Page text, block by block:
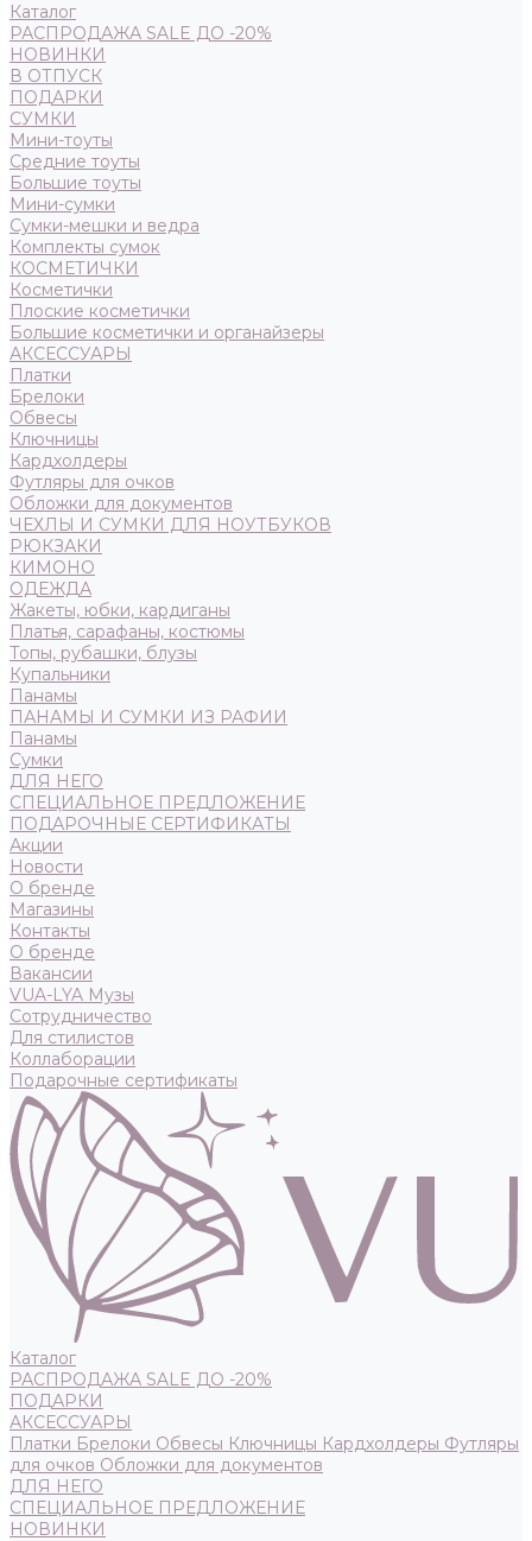
Каталог
РАСПРОДАЖА SALE ДО -20%
НОВИНКИ
В ОТПУСК
ПОДАРКИ
СУМКИ
Мини-тоуты
Средние тоуты
Большие тоуты
Мини-сумки
Сумки-мешки и ведра
Комплекты сумок
КОСМЕТИЧКИ
Косметички
Плоские косметички
Большие косметички и органайзеры
АКСЕССУАРЫ
Платки
Брелоки
Обвесы
Ключницы
Кардхолдеры
Футляры для очков
Обложки для документов
ЧЕХЛЫ И СУМКИ ДЛЯ НОУТБУКОВ
РЮКЗАКИ
КИМОНО
ОДЕЖДА
Жакеты, юбки, кардиганы
Платья, сарафаны, костюмы
Топы, рубашки, блузы
Купальники
Панамы
ПАНАМЫ И СУМКИ ИЗ РАФИИ
Панамы
Сумки
ДЛЯ НЕГО
СПЕЦИАЛЬНОЕ ПРЕДЛОЖЕНИЕ
ПОДАРОЧНЫЕ СЕРТИФИКАТЫ
Акции
Новости
О бренде
Магазины
Контакты
О бренде
Вакансии
VUA-LYA Музы
Сотрудничество
Для стилистов
Коллаборации
Подарочные сертификаты
Каталог
РАСПРОДАЖА SALE ДО -20%
ПОДАРКИ
АКСЕССУАРЫ
Платки Брелоки Обвесы Ключницы Кардхолдеры Футляры
для очков Обложки для документов
ДЛЯ НЕГО
СПЕЦИАЛЬНОЕ ПРЕДЛОЖЕНИЕ
НОВИНКИ